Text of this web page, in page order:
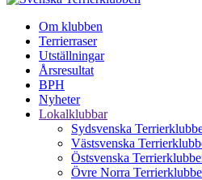
Om klubben
Terrierraser
Utställningar
Årsresultat
BPH
Nyheter
Lokalklubbar
Sydsvenska
Västsvenska
Östsvenska
Övre Norra